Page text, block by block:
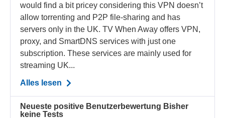
would find a bit pricey considering this VPN doesn’t
allow torrenting and P2P file-sharing and has
servers only in the UK. TV When Away offers VPN,
proxy, and SmartDNS services with just one
subscription. These services are mainly used for
streaming UK...
Alles lesen
Neueste positive Benutzerbewertung Bisher
keine Tests